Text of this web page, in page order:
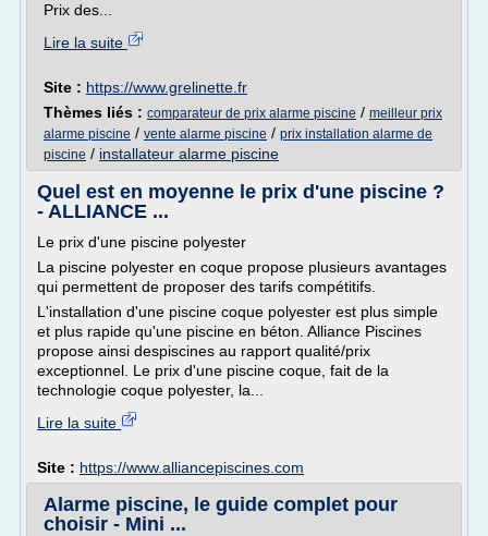
Prix des...
Lire la suite
Site : https://www.grelinette.fr
Thèmes liés : comparateur de prix alarme piscine / meilleur prix
alarme piscine / vente alarme piscine / prix installation alarme de
piscine / installateur alarme piscine
Quel est en moyenne le prix d'une piscine ?
- ALLIANCE ...
Le prix d'une piscine polyester
La piscine polyester en coque propose plusieurs avantages
qui permettent de proposer des tarifs compétitifs.
L'installation d'une piscine coque polyester est plus simple
et plus rapide qu'une piscine en béton. Alliance Piscines
propose ainsi despiscines au rapport qualité/prix
exceptionnel. Le prix d'une piscine coque, fait de la
technologie coque polyester, la...
Lire la suite
Site : https://www.alliancepiscines.com
Alarme piscine, le guide complet pour
choisir - Mini ...